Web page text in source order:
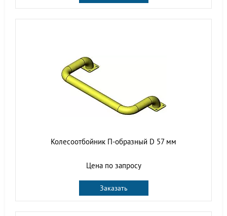
Колесоотбойник П-образный D 57 мм
Цена по запросу
Заказать